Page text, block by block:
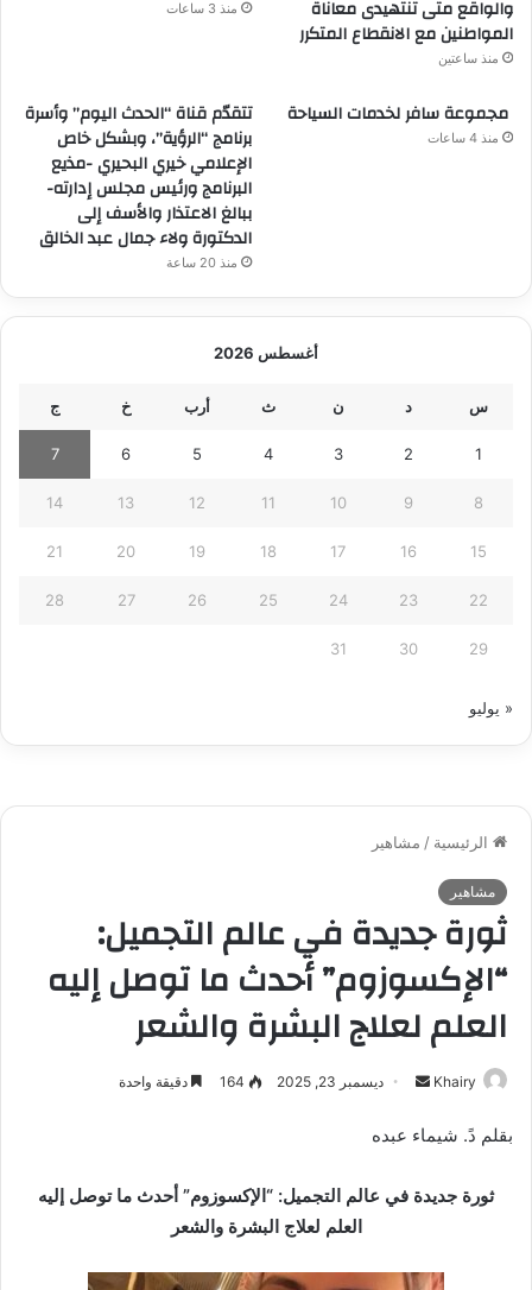
والواقع متى تنتهيدى معاناة
المواطنين مع الانقطاع المتكرر
منذ ساعتين
منذ 3 ساعات
مجموعة سافر لخدمات السياحة
منذ 4 ساعات
تتقدّم قناة “الحدث اليوم” وأسرة
برنامج “الرؤية”، وبشكل خاص
الإعلامي خيري البحيري -مذيع
البرنامج ورئيس مجلس إدارته-
ببالغ الاعتذار والأسف إلى
الدكتورة ولاء جمال عبد الخالق
منذ 20 ساعة
أغسطس 2026
س د ن ث أرب خ ج
1
2
3
4
5
6
7
8
9
10
11
12
13
14
15
16
17
18
19
20
21
22
23
24
25
26
27
28
29
30
31
« يوليو